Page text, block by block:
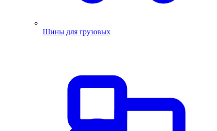
Шины для грузовых